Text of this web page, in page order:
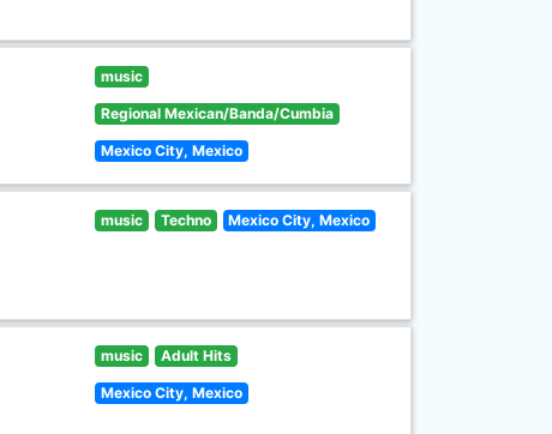
music
Regional Mexican/Banda/Cumbia
Mexico City, Mexico
music Techno Mexico City, Mexico
music Adult Hits
Mexico City, Mexico